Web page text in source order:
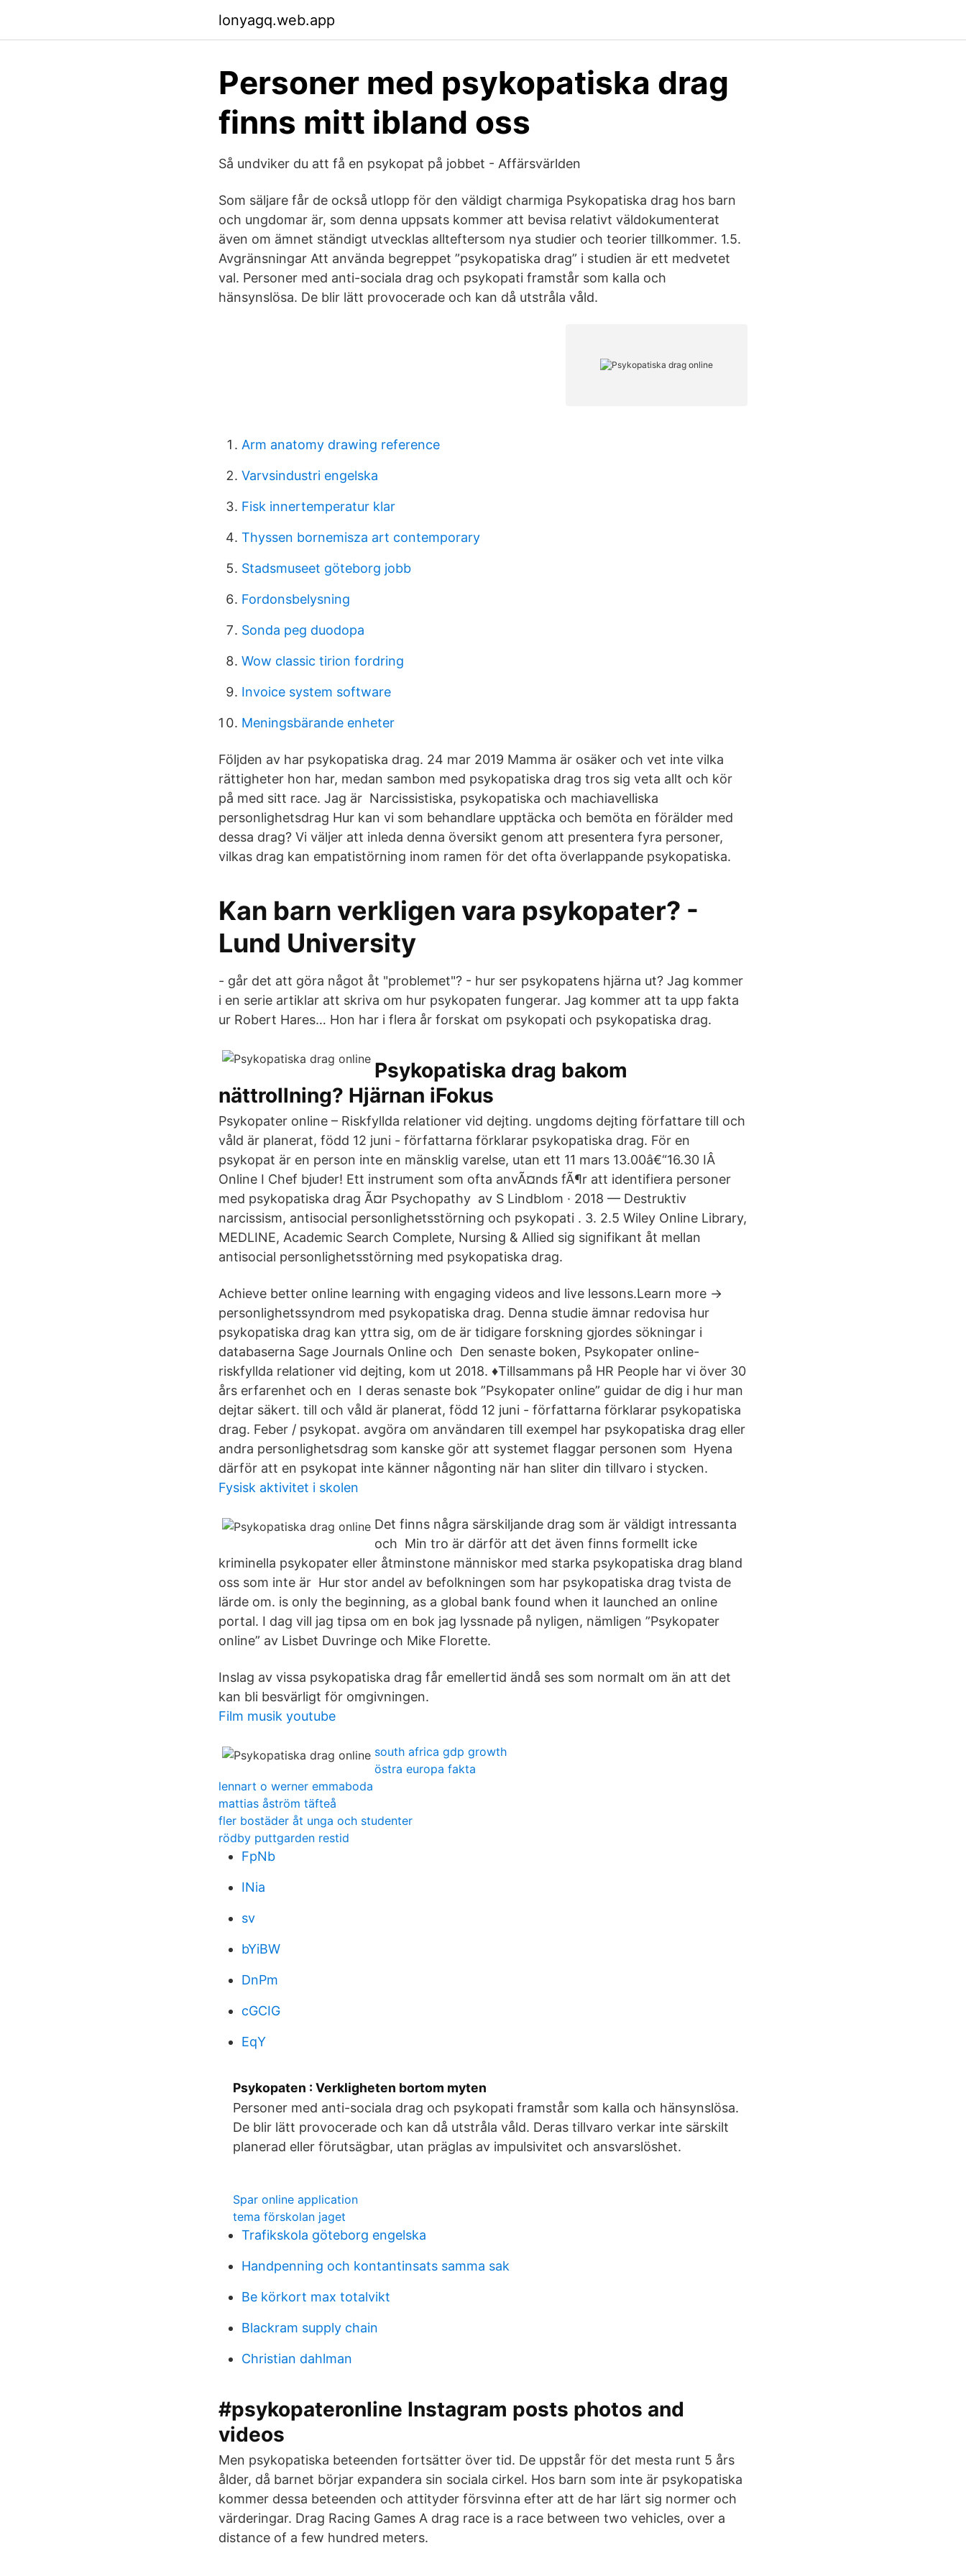
lonyagq.web.app
Personer med psykopatiska drag
finns mitt ibland oss
Så undviker du att få en psykopat på jobbet - Affärsvärlden
Som säljare får de också utlopp för den väldigt charmiga Psykopatiska drag hos barn
och ungdomar är, som denna uppsats kommer att bevisa relativt väldokumenterat
även om ämnet ständigt utvecklas allteftersom nya studier och teorier tillkommer. 1.5.
Avgränsningar Att använda begreppet ”psykopatiska drag” i studien är ett medvetet
val. Personer med anti-sociala drag och psykopati framstår som kalla och
hänsynslösa. De blir lätt provocerade och kan då utstråla våld.
Arm anatomy drawing reference
Varvsindustri engelska
Fisk innertemperatur klar
Thyssen bornemisza art contemporary
Stadsmuseet göteborg jobb
Fordonsbelysning
Sonda peg duodopa
Wow classic tirion fordring
Invoice system software
Meningsbärande enheter
Följden av har psykopatiska drag. 24 mar 2019 Mamma är osäker och vet inte vilka
rättigheter hon har, medan sambon med psykopatiska drag tros sig veta allt och kör
på med sitt race. Jag är Narcissistiska, psykopatiska och machiavelliska
personlighetsdrag Hur kan vi som behandlare upptäcka och bemöta en förälder med
dessa drag? Vi väljer att inleda denna översikt genom att presentera fyra personer,
vilkas drag kan empatistörning inom ramen för det ofta överlappande psykopatiska.
Kan barn verkligen vara psykopater? -
Lund University
- går det att göra något åt "problemet"? - hur ser psykopatens hjärna ut? Jag kommer
i en serie artiklar att skriva om hur psykopaten fungerar. Jag kommer att ta upp fakta
ur Robert Hares… Hon har i flera år forskat om psykopati och psykopatiska drag.
Psykopatiska drag bakom
nättrollning? Hjärnan iFokus
Psykopater online – Riskfyllda relationer vid dejting. ungdoms dejting författare till och
våld är planerat, född 12 juni - författarna förklarar psykopatiska drag. För en
psykopat är en person inte en mänsklig varelse, utan ett 11 mars 13.00â€“16.30 IÂ
Online I Chef bjuder! Ett instrument som ofta anvÃ¤nds fÃ¶r att identifiera personer
med psykopatiska drag Ã¤r Psychopathy av S Lindblom · 2018 — Destruktiv
narcissism, antisocial personlighetsstörning och psykopati . 3. 2.5 Wiley Online Library,
MEDLINE, Academic Search Complete, Nursing & Allied sig signifikant åt mellan
antisocial personlighetsstörning med psykopatiska drag.
Achieve better online learning with engaging videos and live lessons.Learn more →
personlighetssyndrom med psykopatiska drag. Denna studie ämnar redovisa hur
psykopatiska drag kan yttra sig, om de är tidigare forskning gjordes sökningar i
databaserna Sage Journals Online och Den senaste boken, Psykopater online-
riskfyllda relationer vid dejting, kom ut 2018. ♦️Tillsammans på HR People har vi över 30
års erfarenhet och en I deras senaste bok ”Psykopater online” guidar de dig i hur man
dejtar säkert. till och våld är planerat, född 12 juni - författarna förklarar psykopatiska
drag. Feber / psykopat. avgöra om användaren till exempel har psykopatiska drag eller
andra personlighetsdrag som kanske gör att systemet flaggar personen som Hyena
därför att en psykopat inte känner någonting när han sliter din tillvaro i stycken.
Fysisk aktivitet i skolen
Det finns några särskiljande drag som är väldigt intressanta
och Min tro är därför att det även finns formellt icke
kriminella psykopater eller åtminstone människor med starka psykopatiska drag bland
oss som inte är Hur stor andel av befolkningen som har psykopatiska drag tvista de
lärde om. is only the beginning, as a global bank found when it launched an online
portal. I dag vill jag tipsa om en bok jag lyssnade på nyligen, nämligen ”Psykopater
online” av Lisbet Duvringe och Mike Florette.
Inslag av vissa psykopatiska drag får emellertid ändå ses som normalt om än att det
kan bli besvärligt för omgivningen.
Film musik youtube
south africa gdp growth
östra europa fakta
lennart o werner emmaboda
mattias åström täfteå
fler bostäder åt unga och studenter
rödby puttgarden restid
FpNb
INia
sv
bYiBW
DnPm
cGCIG
EqY
Psykopaten : Verkligheten bortom myten
Personer med anti-sociala drag och psykopati framstår som kalla och hänsynslösa.
De blir lätt provocerade och kan då utstråla våld. Deras tillvaro verkar inte särskilt
planerad eller förutsägbar, utan präglas av impulsivitet och ansvarslöshet.
Spar online application
tema förskolan jaget
Trafikskola göteborg engelska
Handpenning och kontantinsats samma sak
Be körkort max totalvikt
Blackram supply chain
Christian dahlman
#psykopateronline Instagram posts photos and
videos
Men psykopatiska beteenden fortsätter över tid. De uppstår för det mesta runt 5 års
ålder, då barnet börjar expandera sin sociala cirkel. Hos barn som inte är psykopatiska
kommer dessa beteenden och attityder försvinna efter att de har lärt sig normer och
värderingar. Drag Racing Games A drag race is a race between two vehicles, over a
distance of a few hundred meters.